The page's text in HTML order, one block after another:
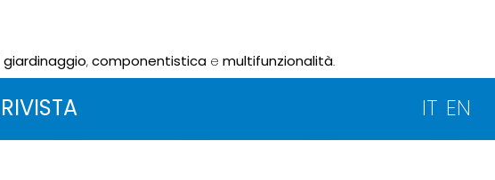
giardinaggio,componentisticae multifunzionalità.
RIVISTA IT EN